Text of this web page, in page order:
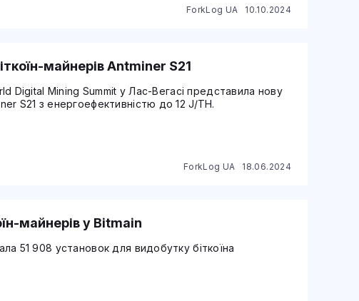
ForkLog UA 10.10.2024
майнерів Antminer S21
Digital Mining Summit у Лас-Вегасі представила нову
S21 з енергоефективністю до 12 J/TH.
ForkLog UA 18.06.2024
майнерів у Bitmain
51 908 установок для видобутку біткоїна